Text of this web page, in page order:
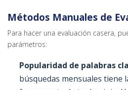
Métodos Manuales de
Para hacer una evaluación casera,
parámetros:
Popularidad de palabras
búsquedas mensuales tiene